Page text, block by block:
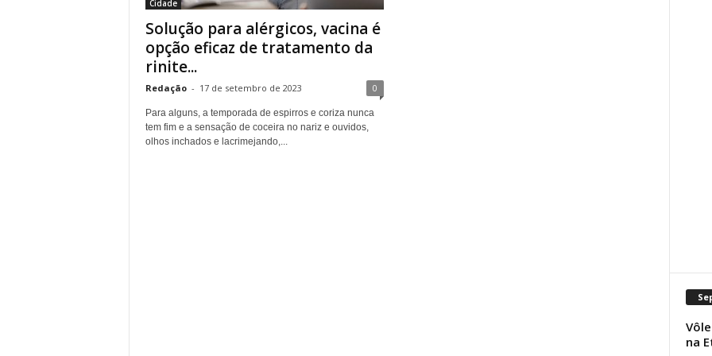
Cidade
Solução para alérgicos, vacina é
opção eficaz de tratamento da
rinite...
Redação - 17 de setembro de 2023 0
Para alguns, a temporada de espirros e coriza nunca
tem fim e a sensação de coceira no nariz e ouvidos,
olhos inchados e lacrimejando,...
na